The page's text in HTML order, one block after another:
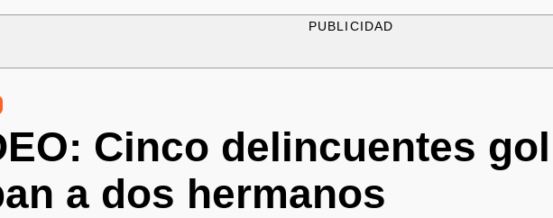
PUBLICIDAD
Cinco delincuentes
a dos hermanos